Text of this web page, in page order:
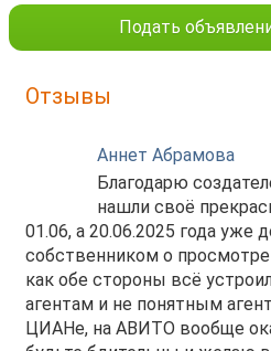
Подать
Отзывы
Аннет Абрамова
Благодарю
нашли своё
01.06, а 20.06.2025 года уже
собственником о
как обе стороны всё
агентам и не понятным
ЦИАНе, на АВИТО вообще